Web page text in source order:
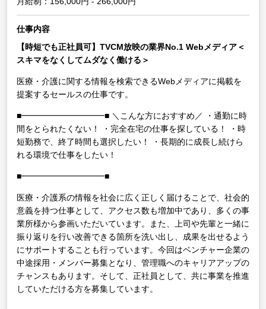
仕事内容
【時短でも正社員可】TVCM放映の業界No.1 Webメディア＜
スキマをなくしてムダなく働ける＞
医療・介護に関する情報を検索できるWebメディアに掲載を
提案するセールスの仕事です。
■━━━━━━━━━━■ ＼こんな方におすすめ／
・通勤に時
間をとられたくない！
・完全在宅の仕事を探している！
・時
短勤務で、終了時間も選択したい！
・長期的に成長し続けら
れる環境で仕事をしたい！
■━━━━━━━━━━■
医療・介護系の情報を社会に広く正しく届けることで、社会的
意義を持つ仕事として、アクセス数も増加中であり、多くの事
業所様から参画いただいています。また、上司や先輩と一緒に
振り返りを行い改善できる箇所を洗い出し、成果を出せるよう
にサポートすることも行っています。今回はベンチャー企業の
中途採用・メンバー募集となり、管理職へのキャリアアップの
チャンスもあります。そして、正社員として、共に事業を推進
していただける方を募集しています。